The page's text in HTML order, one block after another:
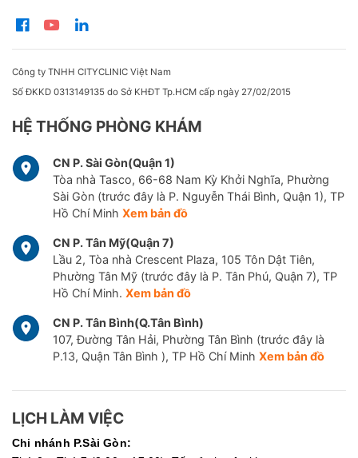
Công ty TNHH CITYCLINIC Việt Nam
Số ĐKKD 0313149135 do Sở KHĐT Tp.HCM cấp ngày 27/02/2015
HỆ THỐNG PHÒNG KHÁM
CN P. Sài Gòn(Quận 1)
Tòa nhà Tasco, 66-68 Nam Kỳ Khởi Nghĩa, Phường
Sài Gòn (trước đây là P. Nguyễn Thái Bình, Quận 1), TP
Hồ Chí Minh Xem bản đồ
CN P. Tân Mỹ(Quận 7)
Lầu 2, Tòa nhà Crescent Plaza, 105 Tôn Dật Tiên,
Phường Tân Mỹ (trước đây là P. Tân Phú, Quận 7), TP
Hồ Chí Minh. Xem bản đồ
CN P. Tân Bình(Q.Tân Bình)
107, Đường Tân Hải, Phường Tân Bình (trước đây là
P.13, Quận Tân Bình ), TP Hồ Chí Minh Xem bản đồ
LỊCH LÀM VIỆC
Chi nhánh P.Sài Gòn: